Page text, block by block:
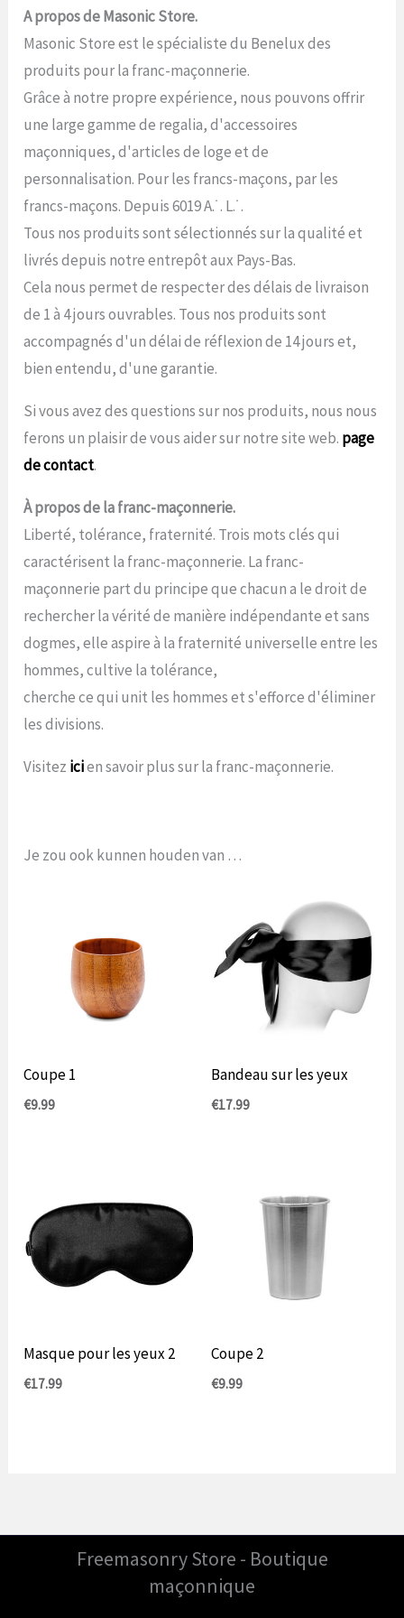
A propos de Masonic Store.
Masonic Store est le spécialiste du Benelux des
produits pour la franc-maçonnerie.
Grâce à notre propre expérience, nous pouvons offrir
une large gamme de regalia, d'accessoires
maçonniques, d'articles de loge et de
personnalisation. Pour les francs-maçons, par les
francs-maçons. Depuis 6019 A.˙. L.˙.
Tous nos produits sont sélectionnés sur la qualité et
livrés depuis notre entrepôt aux Pays-Bas.
Cela nous permet de respecter des délais de livraison
de 1 à 4 jours ouvrables. Tous nos produits sont
accompagnés d'un délai de réflexion de 14 jours et,
bien entendu, d'une garantie.
Si vous avez des questions sur nos produits, nous nous
ferons un plaisir de vous aider sur notre site web. page
de contact.
À propos de la franc-maçonnerie.
Liberté, tolérance, fraternité. Trois mots clés qui
caractérisent la franc-maçonnerie. La franc-
maçonnerie part du principe que chacun a le droit de
rechercher la vérité de manière indépendante et sans
dogmes, elle aspire à la fraternité universelle entre les
hommes, cultive la tolérance,
cherche ce qui unit les hommes et s'efforce d'éliminer
les divisions.
Visitez icien savoir plus sur la franc-maçonnerie.
Je zou ook kunnen houden van …
Coupe 1
€9.99
Bandeau sur les yeux
€17.99
Masque pour les yeux 2
€17.99
Coupe 2
€9.99
Freemasonry Store - Boutique
maçonnique